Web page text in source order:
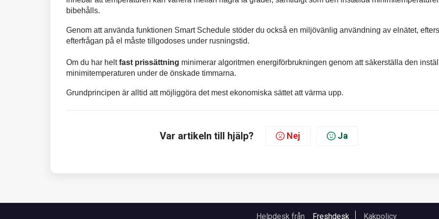
bibehålls.
Genom att använda funktionen Smart Schedule stöder du också en miljövänlig användning av elnätet,
efterfrågan på el måste tillgodoses under rusningstid.
Om du har heltfast prissättning minimerar algoritmen energiförbrukningen genom att säkerställa den
minimitemperaturen under de önskade timmarna.
Grundprincipen är alltid att möjliggöra det mest ekonomiska sättet att värma upp.
Var artikeln till hjälp? Nej Ja
Helpdesk från Freshdesk Kakpolicy